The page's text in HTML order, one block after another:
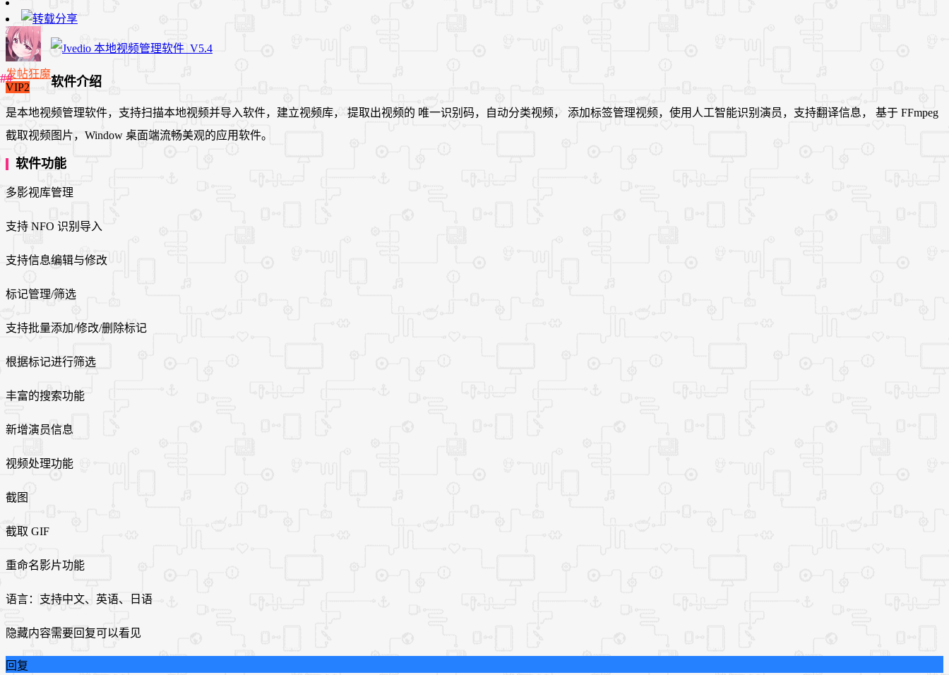
发帖狂魔
VIP2
软件介绍
是本地视频管理软件，支持扫描本地视频并导入软件，建立视频库， 提取出视频的 唯一识别码，自动分类视频， 添加标签管理视频，使用人工智能识别演员，支持翻译信息， 基于 FFmpeg
截取视频图片，Window 桌面端流畅美观的应用软件。
软件功能
多影视库管理
支持 NFO 识别导入
支持信息编辑与修改
标记管理/筛选
支持批量添加/修改/删除标记
根据标记进行筛选
丰富的搜索功能
新增演员信息
视频处理功能
截图
截取 GIF
重命名影片功能
语言：支持中文、英语、日语
隐藏内容需要回复可以看见
回复